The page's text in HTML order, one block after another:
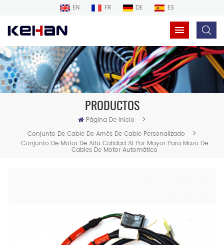
EN FR DE ES
PRODUCTOS
Página De Inicio >
Conjunto De Cable De Arnés De Cable Personalizado >
Conjunto De Motor De Alta Calidad Al Por Mayor Para Mazo De
Cables De Motor Automático